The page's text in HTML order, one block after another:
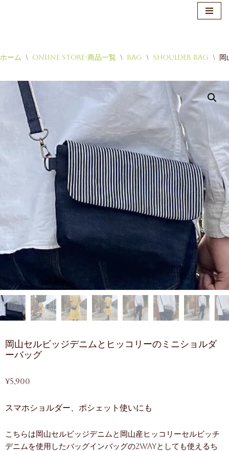
ン
ホーム \ Online Store-商品一覧 \ Bag \ Shoulder Bag \ 岡
岡山セルビッジデニムとヒッコリーのミニショルダ
ーバッグ
¥5,900
スマホショルダー、ポシェット使いにも
こちらは岡山セルビッジデニムと岡山産ヒッコリーセルビッチ
デニムを使用したバッグインバッグの2wayとしても使えるち